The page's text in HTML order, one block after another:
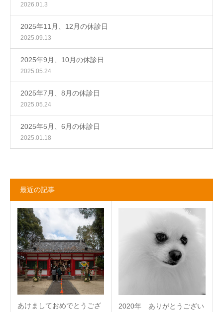
2026.01.3
2025年11月、12月の休診日
2025.09.13
2025年9月、10月の休診日
2025.05.24
2025年7月、8月の休診日
2025.05.24
2025年5月、6月の休診日
2025.01.18
最近の記事
あけましておめでとうござ
2020年 ありがとうござい